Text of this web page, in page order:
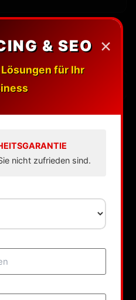
×
& SEO
für Ihr
nicht zufrieden sind.
Content Marketing